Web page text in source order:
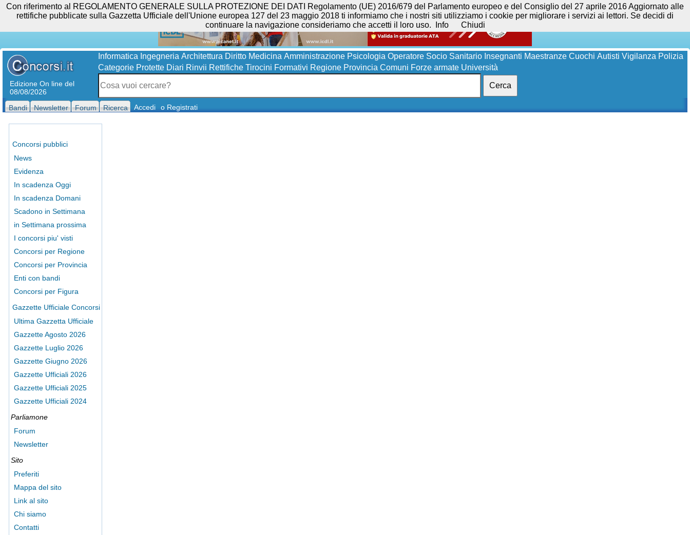
Edizione On line del
08/08/2026
Informatica Ingegneria Architettura Diritto Medicina Amministrazione Psicologia Operatore Socio Sanitario Insegnanti Maestranze Cuochi Autisti Vigilanza Polizia
Categorie Protette Diari Rinvii Rettifiche Tirocini Formativi Regione Provincia Comuni Forze armate Università
Cerca
Bandi Newsletter Forum Ricerca Accedi o Registrati
Concorsi pubblici
News
Evidenza
In scadenza Oggi
In scadenza Domani
Scadono in Settimana
in Settimana prossima
I concorsi piu' visti
Concorsi per Regione
Concorsi per Provincia
Enti con bandi
Concorsi per Figura
Gazzette Ufficiale Concorsi
Ultima Gazzetta Ufficiale
Gazzette Agosto 2026
Gazzette Luglio 2026
Gazzette Giugno 2026
Gazzette Ufficiali 2026
Gazzette Ufficiali 2025
Gazzette Ufficiali 2024
Parliamone
Forum
Newsletter
Sito
Preferiti
Mappa del sito
Link al sito
Chi siamo
Contatti
Con riferimento al REGOLAMENTO GENERALE SULLA PROTEZIONE DEI DATI Regolamento (UE) 2016/679 del Parlamento europeo e del Consiglio del 27 aprile 2016 Aggiornato alle
rettifiche pubblicate sulla Gazzetta Ufficiale dell'Unione europea 127 del 23 maggio 2018 ti informiamo che i nostri siti utilizziamo i cookie per migliorare i servizi ai lettori. Se decidi di
continuare la navigazione consideriamo che accetti il loro uso.
Info Chiudi